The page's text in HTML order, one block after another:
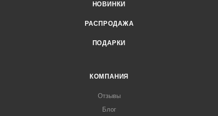
НОВИНКИ
РАСПРОДАЖА
ПОДАРКИ
КОМПАНИЯ
Отзывы
Блог